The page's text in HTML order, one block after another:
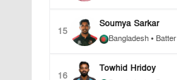
15
Soumya Sarkar
Bangladesh • Batter
16
Towhid Hridoy